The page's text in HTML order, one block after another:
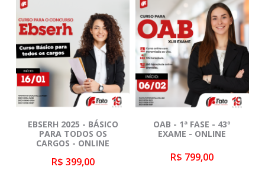
EBSERH 2025 - BÁSICO
PARA TODOS OS
CARGOS - ONLINE
R$ 399,00
OAB - 1ª FASE - 43º
EXAME - ONLINE
R$ 799,00